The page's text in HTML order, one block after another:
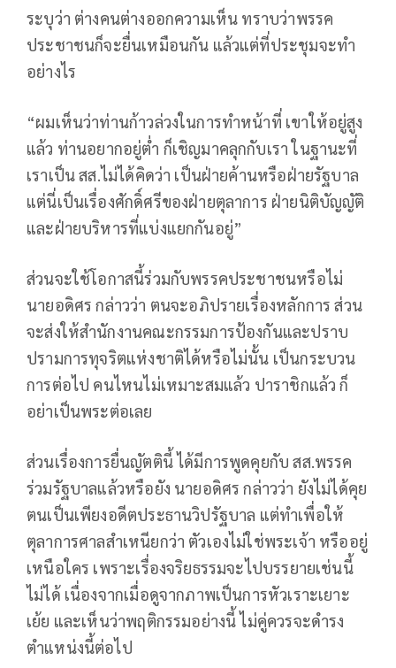
ระบุว่า ต่างคนต่างออกความเห็น ทราบว่าพรรค
ประชาชนก็จะยื่นเหมือนกัน แล้วแต่ที่ประชุมจะทำ
อย่างไร
“ผมเห็นว่าท่านก้าวล่วงในการทำหน้าที่ เขาให้อยู่สูง
แล้ว ท่านอยากอยู่ต่ำ ก็เชิญมาคลุกกับเรา ในฐานะที่
เราเป็น สส.ไม่ได้คิดว่า เป็นฝ่ายค้านหรือฝ่ายรัฐบาล
แต่นี่เป็นเรื่องศักดิ์ศรีของฝ่ายตุลาการ ฝ่ายนิติบัญญัติ
และฝ่ายบริหารที่แบ่งแยกกันอยู่”
ส่วนจะใช้โอกาสนี้ร่วมกับพรรคประชาชนหรือไม่
นายอดิศร กล่าวว่า ตนจะอภิปรายเรื่องหลักการ ส่วน
จะส่งให้สำนักงานคณะกรรมการป้องกันและปราบ
ปรามการทุจริตแห่งชาติได้หรือไม่นั้น เป็นกระบวน
การต่อไป คนไหนไม่เหมาะสมแล้ว ปาราชิกแล้ว ก็
อย่าเป็นพระต่อเลย
ส่วนเรื่องการยื่นญัตตินี้ ได้มีการพูดคุยกับ สส.พรรค
ร่วมรัฐบาลแล้วหรือยัง นายอดิศร กล่าวว่า ยังไม่ได้คุย
ตนเป็นเพียงอดีตประธานวิปรัฐบาล แต่ทำเพื่อให้
ตุลาการศาลสำเหนียกว่า ตัวเองไม่ใช่พระเจ้า หรืออยู่
เหนือใคร เพราะเรื่องจริยธรรมจะไปบรรยายเช่นนี้
ไม่ได้ เนื่องจากเมื่อดูจากภาพเป็นการหัวเราะเยาะ
เย้ย และเห็นว่าพฤติกรรมอย่างนี้ ไม่คู่ควรจะดำรง
ตำแหน่งนี้ต่อไป